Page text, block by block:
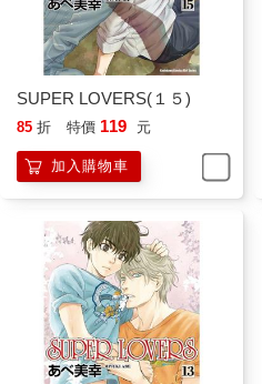
SUPER LOVERS(１５)
85 折 特價 119 元
加入購物車